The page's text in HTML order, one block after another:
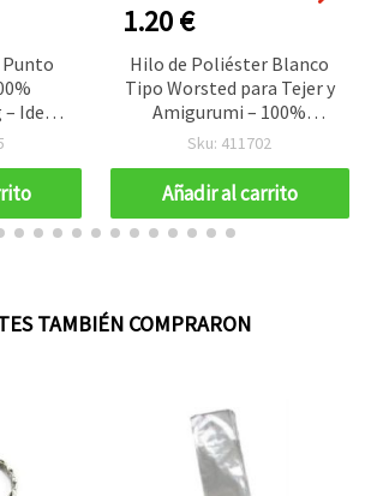
Punto
Ideal
y
1.20 €
Hilo de Poliéster Blanco
Tipo Worsted para Tejer y
Amigurumi – 100%
Poliéster – 50 g
Sku: 411702
Añadir al carrito
TAMBIÉN COMPRARON